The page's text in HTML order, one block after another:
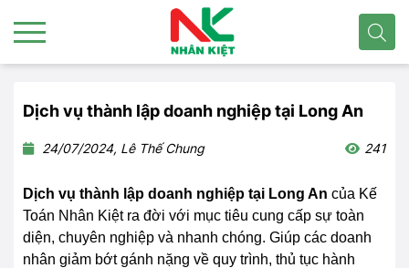
Dịch vụ thành lập doanh nghiệp tại Long An
24/07/2024, Lê Thế Chung 241
Dịch vụ thành lập doanh nghiệp tại Long An của Kế
Toán Nhân Kiệt ra đời với mục tiêu cung cấp sự toàn
diện, chuyên nghiệp và nhanh chóng. Giúp các doanh
nhân giảm bớt gánh nặng về quy trình, thủ tục hành